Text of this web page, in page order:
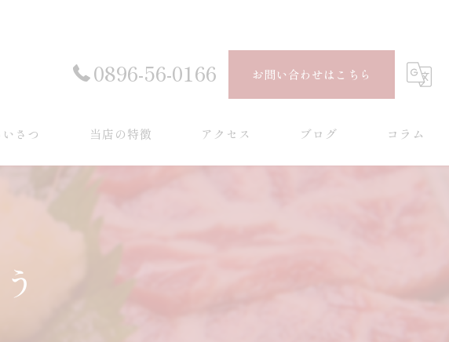
0896-56-0166 お問い合わせはこちら
さつ 当店の特徴 アクセス ブログ コラム